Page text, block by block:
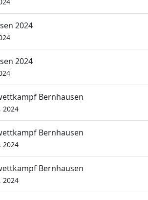
2024
2024
Bernhausen
2024
Bernhausen
2024
Bernhausen
2024